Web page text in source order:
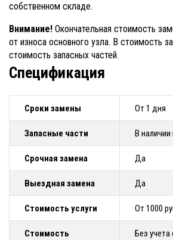
собственном складе.
Внимание! Окончательная стоимость
от износа основного узла. В стоимость
стоимость запасных частей.
Спецификация
Сроки замены От 1 дня
Запасные части В
Срочная замена Да
Выездная замена Да
Стоимость услуги От 1000
Стоимость Без